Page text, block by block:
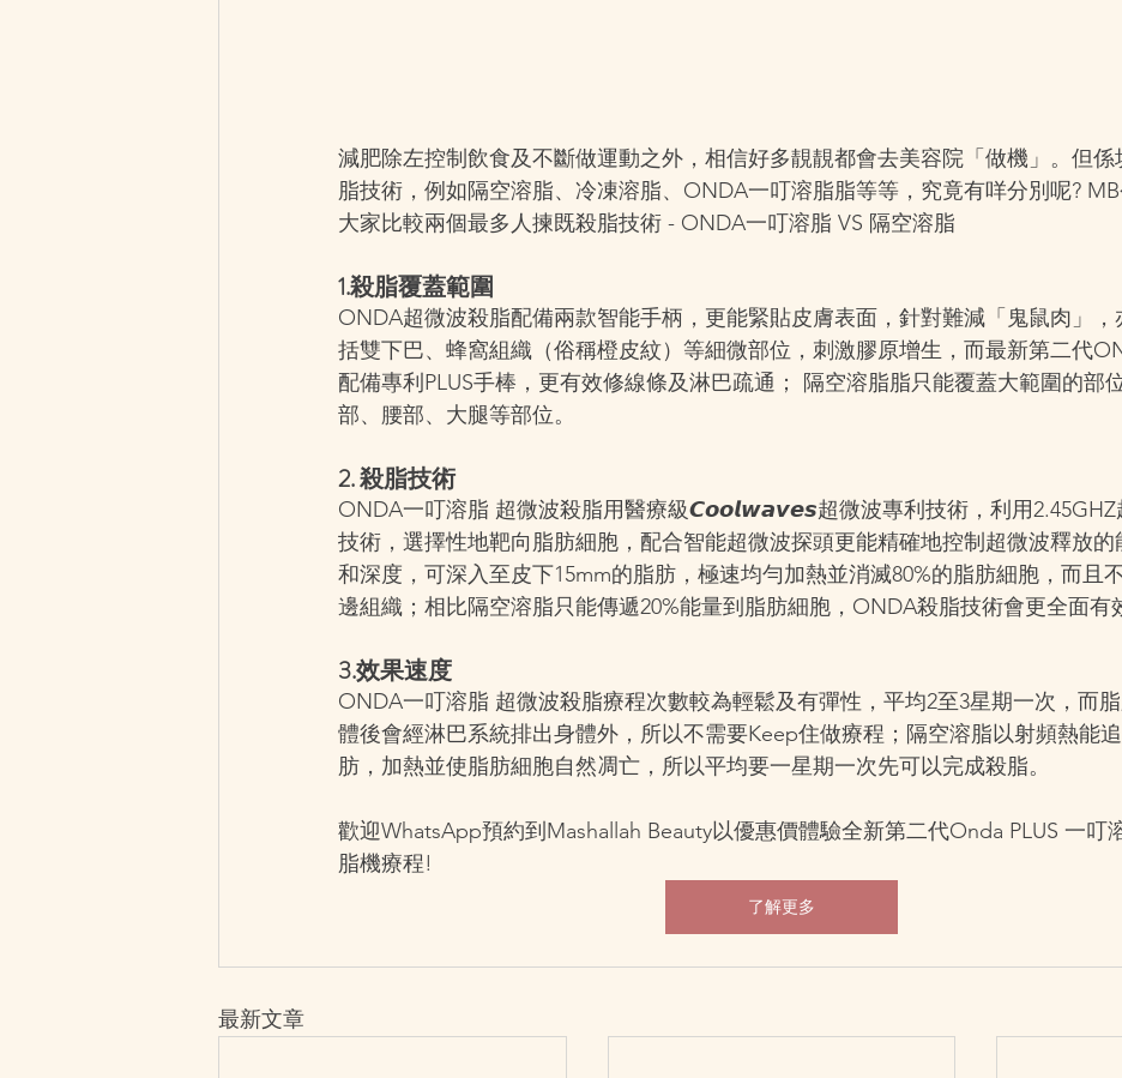
減肥除左控制飲食及不斷做運動之外，相信好多靚靚都會去美容院「做機」。但係
脂技術，例如隔空溶脂、冷凍溶脂、ONDA一叮溶脂脂等等，究竟有咩分別呢?
大家比較兩個最多人揀既殺脂技術 - ONDA一叮溶脂 VS 隔空溶脂
1.殺脂覆蓋範圍
ONDA超微波殺脂配備兩款智能手柄，更能緊貼皮膚表面，針對難減「鬼鼠肉」，
括雙下巴、蜂窩組織（俗稱橙皮紋）等細微部位，刺激膠原增生，而最新第二代
配備專利PLUS手棒，更有效修線條及淋巴疏通； 隔空溶脂脂只能覆蓋大範圍的部
部、腰部、大腿等部位。
2. 殺脂技術
ONDA一叮溶脂 超微波殺脂用醫療級𝘾𝙤𝙤𝙡𝙬𝙖𝙫𝙚𝙨超微波專利技術，利用2.45GHZ
技術，選擇性地靶向脂肪細胞，配合智能超微波探頭更能精確地控制超微波釋放的
和深度，可深入至皮下15mm的脂肪，極速均勻加熱並消滅80%的脂肪細胞，而且
邊組織；相比隔空溶脂只能傳遞20%能量到脂肪細胞，ONDA殺脂技術會更全面有
3.效果速度
ONDA一叮溶脂 超微波殺脂療程次數較為輕鬆及有彈性，平均2至3星期一次，而
體後會經淋巴系統排出身體外，所以不需要Keep住做療程；隔空溶脂以射頻熱能
肪，加熱並使脂肪細胞自然凋亡，所以平均要一星期一次先可以完成殺脂。
歡迎WhatsApp預約到Mashallah Beauty以優惠價體驗全新第二代Onda PLUS 一叮
脂機療程!
了解更多
最新文章